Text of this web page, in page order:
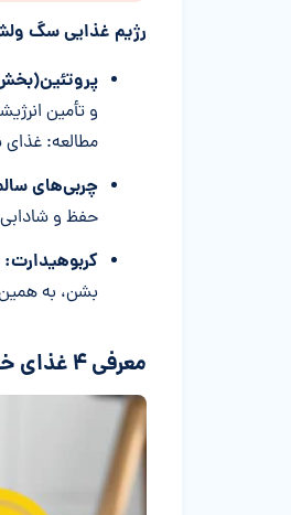
رژیم غذایی سگ
و تأمین
مطالعه:
چربیهای
حفظ و
کربوهیدارت:
بشن، به
معرفی ۴ غذای خشک مخصوص سگ ولش کورگی